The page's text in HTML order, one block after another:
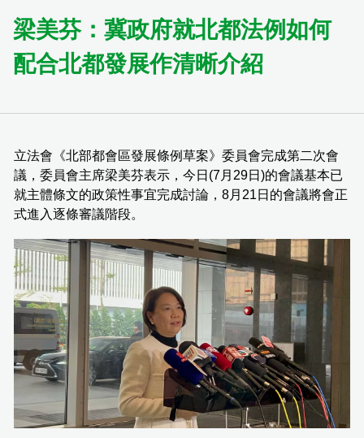
梁美芬：冀政府就北都法例如何
配合北都發展作清晰介紹
立法會《北部都會區發展條例草案》委員會完成第二次會
議，委員會主席梁美芬表示，今日(7月29日)的會議基本已
就主體條文的政策性事宜完成討論，8月21日的會議將會正
式進入逐條審議階段。